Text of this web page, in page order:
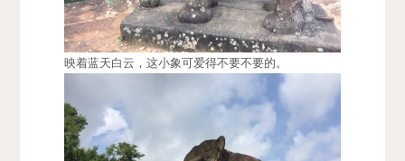
映着蓝天白云，这小象可爱得不要不要的。